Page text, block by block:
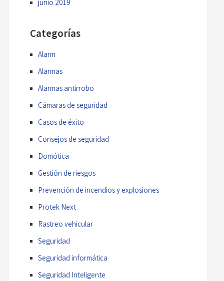
junio 2019
Categorías
Alarm
Alarmas
Alarmas antirrobo
Cámaras de seguridad
Casos de éxito
Consejos de seguridad
Domótica
Gestión de riesgos
Prevención de incendios y explosiones
Protek Next
Rastreo vehicular
Seguridad
Seguridad informática
Seguridad Inteligente